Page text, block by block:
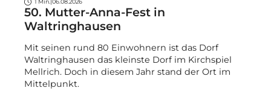
1 Min. |06.08.2026
50. Mutter-Anna-Fest in
Waltringhausen
Mit seinen rund 80 Einwohnern ist das Dorf
Waltringhausen das kleinste Dorf im Kirchspiel
Mellrich. Doch in diesem Jahr stand der Ort im
Mittelpunkt.